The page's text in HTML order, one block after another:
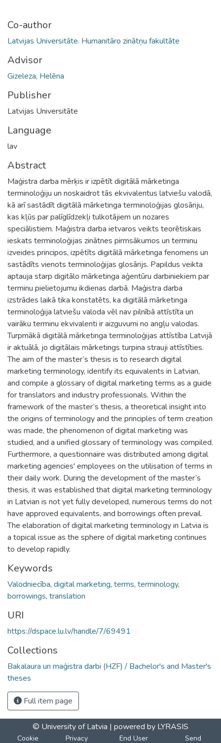
Co-author
Latvijas Universitāte. Humanitāro zinātņu fakultāte
Advisor
Gizeleza, Helēna
Publisher
Latvijas Universitāte
Language
lav
Abstract
Maģistra darba mērķis ir izpētīt digitālā mārketinga
terminoloģiju un noskaidrot tās ekvivalentus latviešu valodā,
kā arī sastādīt digitālā mārketinga terminoloģijas glosāriju,
kas kļūs par palīglīdzekļi tulkotājiem un nozares
speciālistiem. Maģistra darba ietvaros veikts teorētiskais
ieskats terminoloģijas zinātnes pirmsākumos un terminu
izveides principos, izpētīts digitālā mārketinga fenomens un
sastādīts vienots terminoloģijas glosārijs. Papildus veikta
aptauja starp digitālo mārketinga aģentūru darbiniekiem par
terminu pielietojumu ikdienas darbā. Maģistra darba
izstrādes laikā tika konstatēts, ka digitālā mārketinga
terminoloģija latviešu valoda vēl nav pilnībā attīstīta un
vairāku terminu ekvivalenti ir aizguvumi no angļu valodas.
Turpmākā digitālā mārketinga terminoloģijas attīstība Latvijā
ir aktuālā, jo digitālais mārketings turpina strauji attīstīties.
The aim of the master’s thesis is to research digital
marketing terminology, identify its equivalents in Latvian,
and compile a glossary of digital marketing terms as a guide
for translators and industry professionals. Within the
framework of the master’s thesis, a theoretical insight into
the origins of terminology and the principles of term creation
was made, the phenomenon of digital marketing was
studied, and a unified glossary of terminology was compiled.
Furthermore, a questionnaire was distributed among digital
marketing agencies' employees on the utilisation of terms in
their daily work. During the development of the master’s
thesis, it was established that digital marketing terminology
in Latvian is not yet fully developed, numerous terms do not
have approved equivalents, and borrowings often prevail.
The elaboration of digital marketing terminology in Latvia is
a topical issue as the sphere of digital marketing continues
to develop rapidly.
Keywords
Valodniecība, digital marketing, terms, terminology,
borrowings, translation
URI
https://dspace.lu.lv/handle/7/69491
Collections
Bakalaura un maģistra darbi (HZF) / Bachelor's and Master's
theses
Full item page
© University of Latvia | powered by LYRASIS
Cookie Privacy End User Send